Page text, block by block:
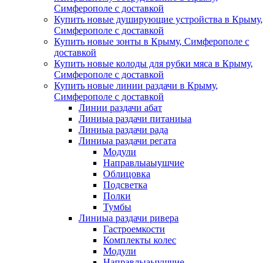
Симферополе с доставкой
Купить новые душирующие устройства в Крыму,
Симферополе с доставкой
Купить новые зонты в Крыму, Симферополе с
доставкой
Купить новые колоды для рубки мяса в Крыму,
Симферополе с доставкой
Купить новые линии раздачи в Крыму,
Симферополе с доставкой
Линии раздачи абат
Линиыа раздачи питаниыа
Линиыа раздачи рада
Линиыа раздачи регата
Модули
Направлыаыушчие
Облицовка
Подсветка
Полки
Тумбы
Линиыа раздачи ривера
Гастроемкости
Комплекты колес
Модули